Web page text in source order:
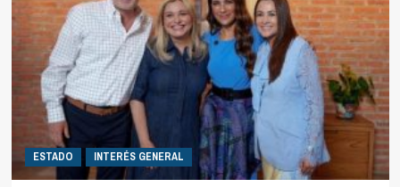
ESTADO INTERÉS GENERAL